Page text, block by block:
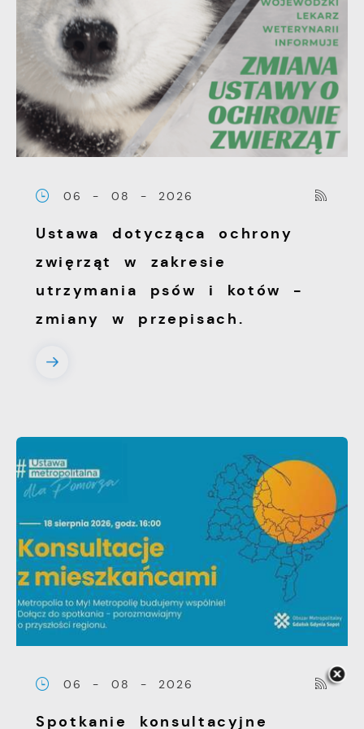
06 - 08 - 2026
Ustawa dotycząca ochrony
zwięrząt w zakresie
utrzymania psów i kotów -
zmiany w przepisach.
06 - 08 - 2026
Spotkanie konsultacyjne
witryny internetowej. Treści promocyjne
mogą pojawić się na stronach podmiotów
trzecich lub firm będących naszymi
partnerami oraz innych dostawców usług.
Firmy te działają w charakterze
pośredników prezentujących nasze treści w
postaci wiadomości, ofert, komunikatów